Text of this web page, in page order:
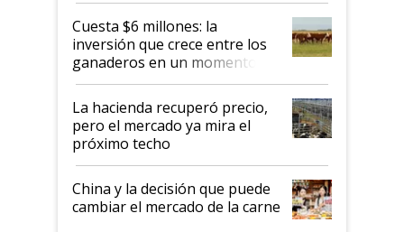
Cuesta $6 millones: la
inversión que crece entre los
ganaderos en un momento
histórico para la actividad
La hacienda recuperó precio,
pero el mercado ya mira el
próximo techo
China y la decisión que puede
cambiar el mercado de la carne